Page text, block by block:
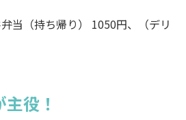
当（持ち帰り） 1050円、（デリ
役！